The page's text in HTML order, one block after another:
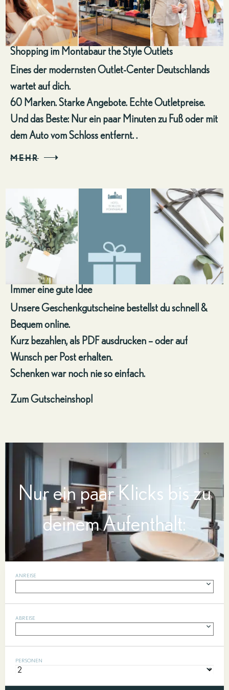
Shopping im Montabaur the Style Outlets
Eines der modernsten Outlet-Center Deutschlands
wartet auf dich.
60 Marken. Starke Angebote. Echte Outletpreise.
Und das Beste: Nur ein paar Minuten zu Fuß oder mit
dem Auto vom Schloss entfernt. .
MEHR
Immer eine gute Idee
Unsere Geschenkgutscheine bestellst du schnell &
Bequem online.
Kurz bezahlen, als PDF ausdrucken – oder auf
Wunsch per Post erhalten.
Schenken war noch nie so einfach.
Zum Gutscheinshop!
Nur ein paar Klicks bis zu
deinem Aufenthalt:
ANREISE
ABREISE
PERSONEN